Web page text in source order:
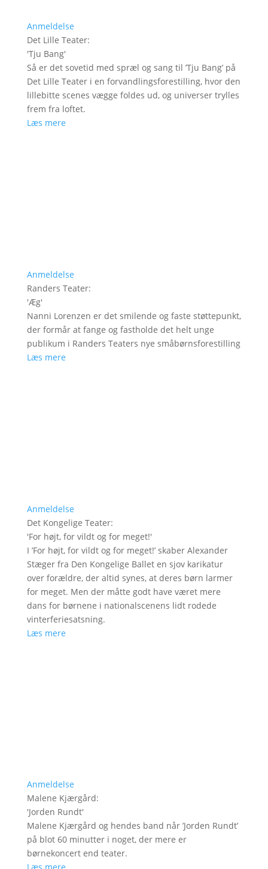
Anmeldelse
Det Lille Teater:
'Tju Bang'
Så er det sovetid med spræl og sang til ’Tju Bang’ på
Det Lille Teater i en forvandlingsforestilling, hvor den
lillebitte scenes vægge foldes ud, og universer trylles
frem fra loftet.
Læs mere
Anmeldelse
Randers Teater:
'Æg'
Nanni Lorenzen er det smilende og faste støttepunkt,
der formår at fange og fastholde det helt unge
publikum i Randers Teaters nye småbørnsforestilling
Læs mere
Anmeldelse
Det Kongelige Teater:
'For højt, for vildt og for meget!'
I ’For højt, for vildt og for meget!’ skaber Alexander
Stæger fra Den Kongelige Ballet en sjov karikatur
over forældre, der altid synes, at deres børn larmer
for meget. Men der måtte godt have været mere
dans for børnene i nationalscenens lidt rodede
vinterferiesatsning.
Læs mere
Anmeldelse
Malene Kjærgård:
'Jorden Rundt'
Malene Kjærgård og hendes band når ’Jorden Rundt’
på blot 60 minutter i noget, der mere er
børnekoncert end teater.